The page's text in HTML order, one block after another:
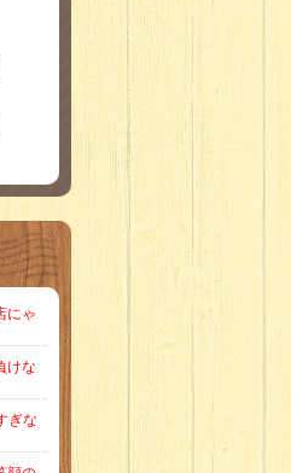
にゃ
けな
ぎな